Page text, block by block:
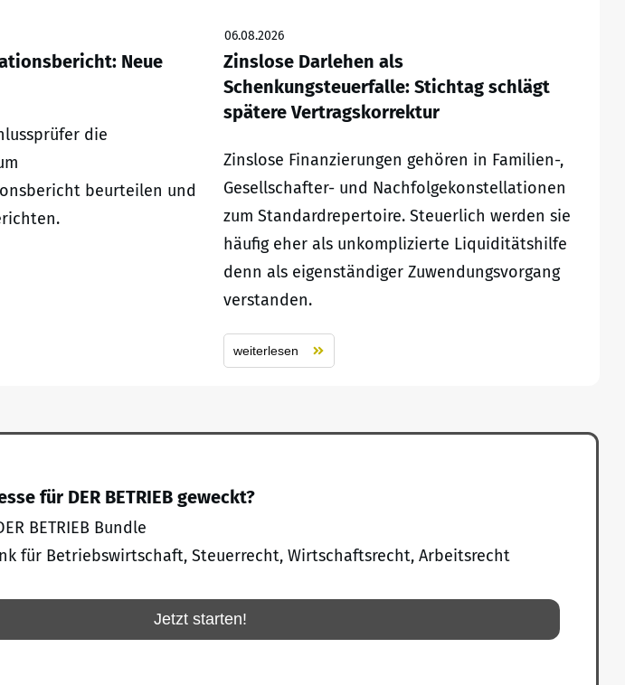
Neue
die
beurteilen und
06.08.2026
Zinslose Darlehen als
Schenkungsteuerfalle: Stichtag schlägt
spätere Vertragskorrektur
Zinslose Finanzierungen gehören in Familien-,
Gesellschafter- und Nachfolgekonstellationen
zum Standardrepertoire. Steuerlich werden sie
häufig eher als unkomplizierte Liquiditätshilfe
denn als eigenständiger Zuwendungsvorgang
verstanden.
weiterlesen
für DER BETRIEB geweckt?
BETRIEB Bundle
für Betriebswirtschaft, Steuerrecht, Wirtschaftsrecht, Arbeitsrecht
Jetzt starten!